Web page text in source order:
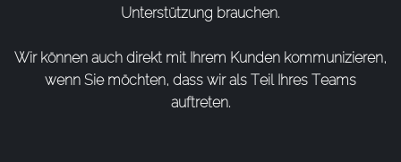
Unterstützung brauchen.
Wir können auch direkt mit Ihrem Kunden kommunizieren,
wenn Sie möchten, dass wir als Teil Ihres Teams
auftreten.